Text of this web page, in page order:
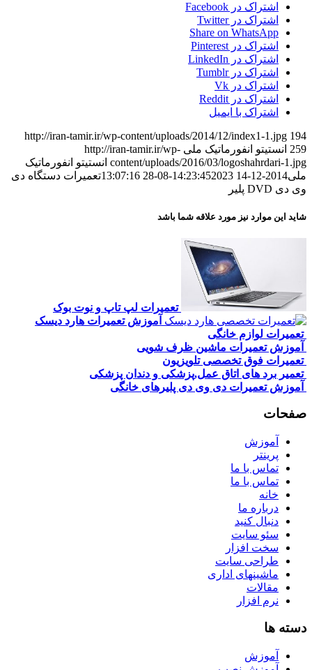
اشتراک در Facebook
اشتراک در Twitter
Share on WhatsApp
اشتراک در Pinterest
اشتراک در LinkedIn
اشتراک در Tumblr
اشتراک در Vk
اشتراک در Reddit
اشتراک با ایمیل
http://iran-tamir.ir/wp-content/uploads/2014/12/index1-1.jpg 194
259 انستیتو انفورماتیک ملی http://iran-tamir.ir/wp-
content/uploads/2016/03/logoshahrdari-1.jpg انستیتو انفورماتیک
ملی2014-12-14 14:23:45
2023-08-28 13:07:16
تعمیرات دستگاه دی
وی دی DVD پلیر
شاید این موارد نیز مورد علاقه شما باشد
تعمیرات لپ تاپ و نوت بوک
آموزش تعمیرات هارد دیسک
تعمیرات لوازم خانگی
آموزش تعمیرات ماشین ظرف شویی
تعمیرات فوق تخصصی تلویزیون
تعمیر برد های اتاق عمل,پزشکی و دندان پزشکی
آموزش تعمیرات دی وی دی پلیرهای خانگی
صفحات
آموزش
پرینتر
تماس با ما
تماس با ما
خانه
درباره ما
دنبال کنید
سئو سایت
سخت افزار
طراحی سایت
ماشینهای اداری
مقالات
نرم افزار
دسته ها
آموزش